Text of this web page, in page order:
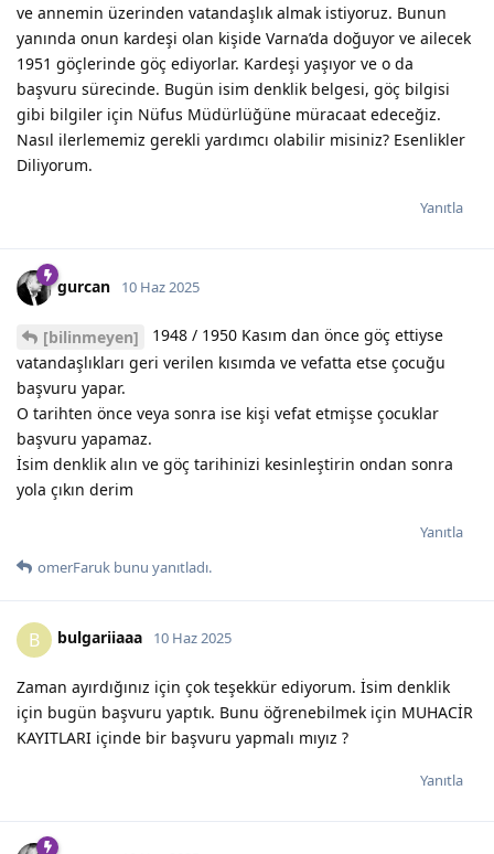
ve annemin üzerinden vatandaşlık almak istiyoruz. Bunun
yanında onun kardeşi olan kişide Varna’da doğuyor ve ailecek
1951 göçlerinde göç ediyorlar. Kardeşi yaşıyor ve o da
başvuru sürecinde. Bugün isim denklik belgesi, göç bilgisi
gibi bilgiler için Nüfus Müdürlüğüne müracaat edeceğiz.
Nasıl ilerlememiz gerekli yardımcı olabilir misiniz? Esenlikler
Diliyorum.
Yanıtla
gurcan 10 Haz 2025
[bilinmeyen]
1948 / 1950 Kasım dan önce göç ettiyse
vatandaşlıkları geri verilen kısımda ve vefatta etse çocuğu
başvuru yapar.
O tarihten önce veya sonra ise kişi vefat etmişse çocuklar
başvuru yapamaz.
İsim denklik alın ve göç tarihinizi kesinleştirin ondan sonra
yola çıkın derim
Yanıtla
omerFaruk bunu yanıtladı.
B bulgariiaaa 10 Haz 2025
Zaman ayırdığınız için çok teşekkür ediyorum. İsim denklik
için bugün başvuru yaptık. Bunu öğrenebilmek için MUHACİR
KAYITLARI içinde bir başvuru yapmalı mıyız ?
Yanıtla